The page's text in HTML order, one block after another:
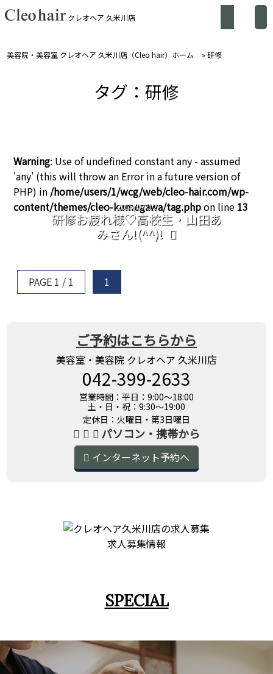
クレオヘア 久米川店
美容院・美容室 クレオヘア 久米川店（Cleo hair）ホーム »研修
タグ：研修
Warning: Use of undefined constant any - assumed
'any' (this will throw an Error in a future version of
PHP) in /home/users/1/wcg/web/cleo-hair.com/wp-
content/themes/cleo-kumegawa/tag.phpon line 13
2015/07/12
研修お疲れ様♡高校生・山田あ
みさん!(^^)!
PAGE 1 / 1 1
ご予約はこちらから
美容室・美容院 クレオヘア 久米川店
042-399-2633
営業時間：平日：9:00～18:00
土・日・祝：9:30～19:00
定休日：火曜日・第3日曜日
パソコン・携帯から
インターネット予約へ
求人募集情報
SPECIAL